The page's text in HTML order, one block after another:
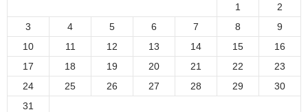
1
2
3
4 5 6 7 8
9
10
11 12 13 14 15
16
17
18 19 20 21 22
23
24
25 26 27 28 29
30
31